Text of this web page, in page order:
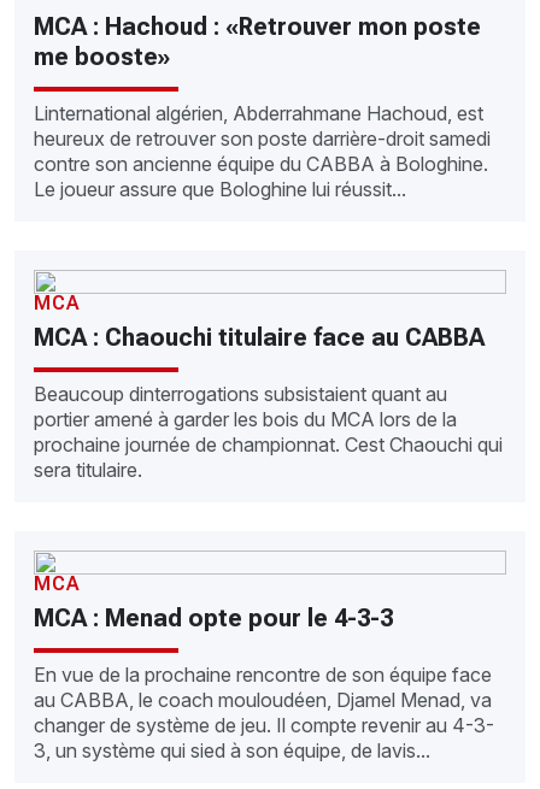
MCA : Hachoud : «Retrouver mon poste
me booste»
Linternational algérien, Abderrahmane Hachoud, est
heureux de retrouver son poste darrière-droit samedi
contre son ancienne équipe du CABBA à Bologhine.
Le joueur assure que Bologhine lui réussit...
MCA
MCA : Chaouchi titulaire face au CABBA
Beaucoup dinterrogations subsistaient quant au
portier amené à garder les bois du MCA lors de la
prochaine journée de championnat. Cest Chaouchi qui
sera titulaire.
MCA
MCA : Menad opte pour le 4-3-3
En vue de la prochaine rencontre de son équipe face
au CABBA, le coach mouloudéen, Djamel Menad, va
changer de système de jeu. Il compte revenir au 4-3-
3, un système qui sied à son équipe, de lavis...